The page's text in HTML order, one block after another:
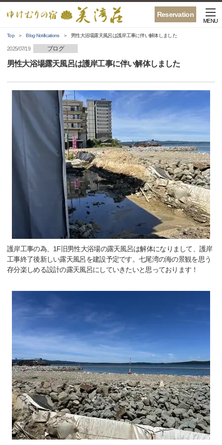
Reservation
MENU
Top Blog·Notifications 男性大浴場露天風呂は護岸工事に伴い解体しました
2025/07/19 ブログ
男性大浴場露天風呂は護岸工事に伴い解体しました
護岸工事の為、1F旧男性大浴場の露天風呂は解体になりまして、護岸
工事終了後新しい露天風呂を建設予定です。七尾湾の海の景観を思う
存分楽しめる設計の露天風呂にしていきたいと思っております！